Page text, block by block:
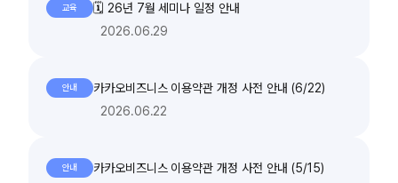
교육
🗓️ 26년 7월 세미나 일정 안내
2026.06.29
안내
카카오비즈니스 이용약관 개정 사전 안내 (6/22)
2026.06.22
안내
카카오비즈니스 이용약관 개정 사전 안내 (5/15)